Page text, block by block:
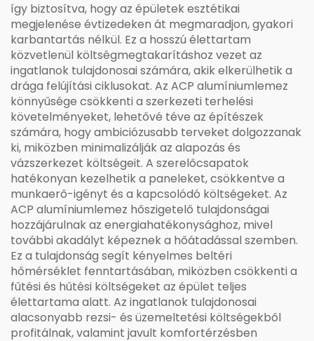
így biztosítva, hogy az épületek esztétikai
megjelenése évtizedeken át megmaradjon, gyakori
karbantartás nélkül. Ez a hosszú élettartam
közvetlenül költségmegtakarításhoz vezet az
ingatlanok tulajdonosai számára, akik elkerülhetik a
drága felújítási ciklusokat. Az ACP alumíniumlemez
könnyűsége csökkenti a szerkezeti terhelési
követelményeket, lehetővé téve az építészek
számára, hogy ambiciózusabb terveket dolgozzanak
ki, miközben minimalizálják az alapozás és
vázszerkezet költségeit. A szerelőcsapatok
hatékonyan kezelhetik a paneleket, csökkentve a
munkaerő-igényt és a kapcsolódó költségeket. Az
ACP alumíniumlemez hőszigetelő tulajdonságai
hozzájárulnak az energiahatékonysághoz, mivel
további akadályt képeznek a hőátadással szemben.
Ez a tulajdonság segít kényelmes beltéri
hőmérséklet fenntartásában, miközben csökkenti a
fűtési és hűtési költségeket az épület teljes
élettartama alatt. Az ingatlanok tulajdonosai
alacsonyabb rezsi- és üzemeltetési költségekből
profitálnak, valamint javult komfortérzésben